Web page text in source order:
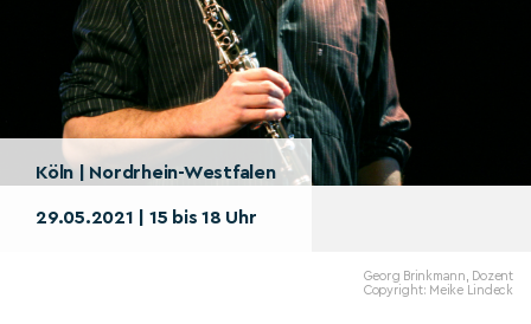
Köln | Nordrhein-Westfalen
29.05.2021 | 15 bis 18 Uhr
Georg Brinkmann, Dozent
Copyright: Meike Lindeck